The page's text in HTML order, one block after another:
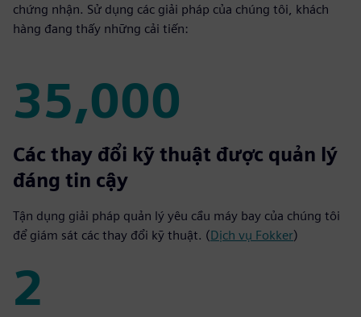
chứng nhận. Sử dụng các giải pháp của chúng tôi, khách
hàng đang thấy những cải tiến:
35,000
35,000
Các thay đổi kỹ thuật được quản lý
đáng tin cậy
Tận dụng giải pháp quản lý yêu cầu máy bay của chúng tôi
để giám sát các thay đổi kỹ thuật. (Dịch vụ Fokker)
2